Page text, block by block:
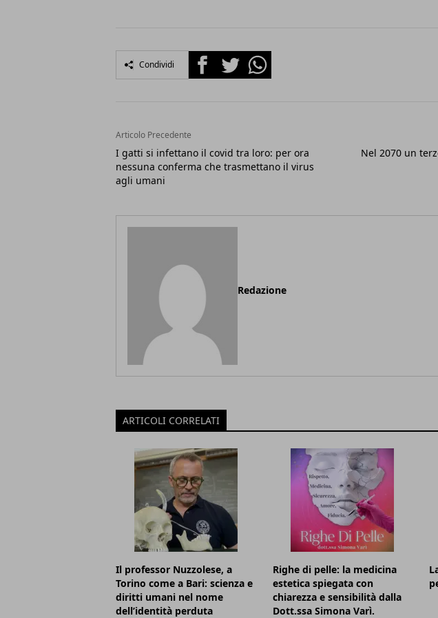
Condividi FacebookTwitterWhatsapp
Articolo Precedente
I gatti si infettano il covid tra loro: per ora
nessuna conferma che trasmettano il virus
agli umani
Nel 2070 un
Redazione
ARTICOLI CORRELATI
Il professor Nuzzolese, a
Torino come a Bari: scienza e
diritti umani nel nome
dell’identità perduta
Righe di pelle: la medicina
estetica spiegata con
chiarezza e sensibilità dalla
Dott.ssa Simona Varì.